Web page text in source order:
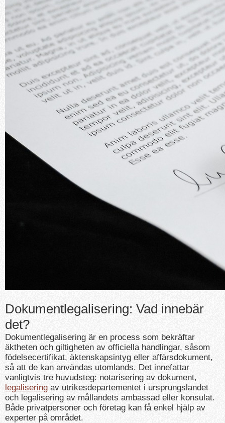
Dokumentlegalisering: Vad innebär
det?
Dokumentlegalisering är en process som bekräftar
äktheten och giltigheten av officiella handlingar, såsom
födelsecertifikat, äktenskapsintyg eller affärsdokument,
så att de kan användas utomlands. Det innefattar
vanligtvis tre huvudsteg: notarisering av dokument,
legalisering av utrikesdepartementet i ursprungslandet
och legalisering av mållandets ambassad eller konsulat.
Både privatpersoner och företag kan få enkel hjälp av
experter på området.